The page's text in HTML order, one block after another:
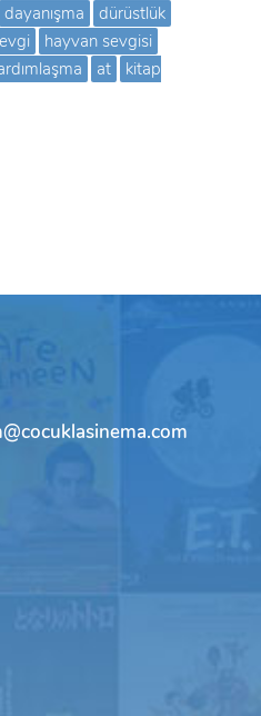
dayanışma
dürüstlük
hayvan sevgisi
at
kitap